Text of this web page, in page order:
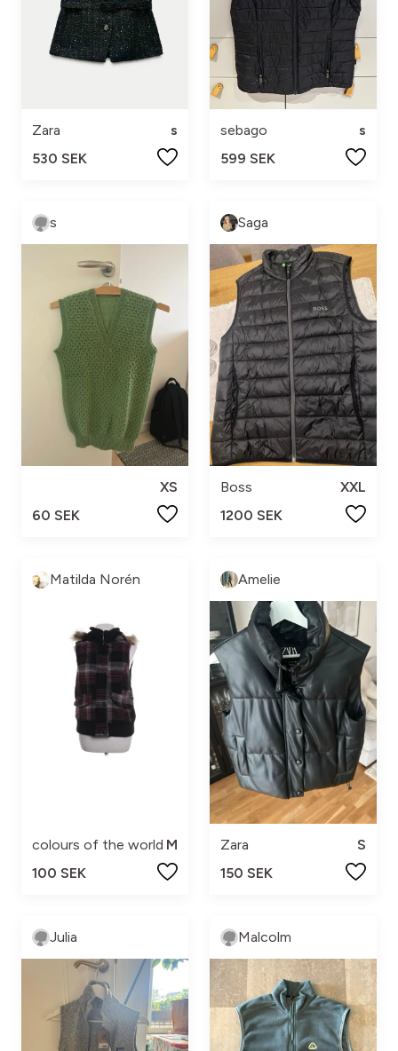
Zara
s
530 SEK
sebago
s
599 SEK
s
XS
60 SEK
Saga
Boss
XXL
1200 SEK
Matilda Norén
colours of the world M
100 SEK
Amelie
Zara
S
150 SEK
Julia Malcolm